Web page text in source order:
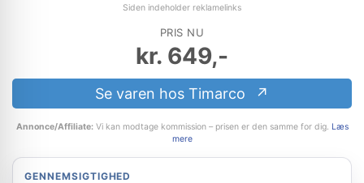
Siden indeholder reklamelinks
PRIS NU
kr. 649,-
Se varen hos Timarco
Annonce/Affiliate:Vi kan modtage kommission – prisen er den samme for dig. Læs
mere
GENNEMSIGTIGHED